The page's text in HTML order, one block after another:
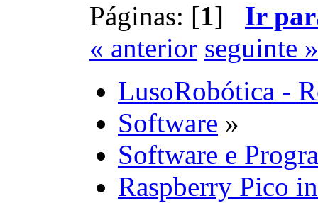
Páginas: [1] Ir
« anterior seguinte »
LusoRobótica -
Software »
Software e
Raspberry Pico